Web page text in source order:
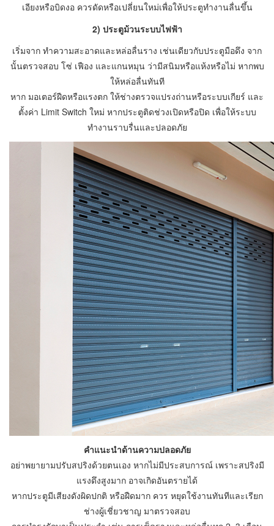
เอียงหรือบิดงอ ควรดัดหรือเปลี่ยนใหม่เพื่อให้ประตูทำงานลื่นขึ้น
2) ประตูม้วนระบบไฟฟ้า
เริ่มจาก ทำความสะอาดและหล่อลื่นราง เช่นเดียวกับประตูมือดึง จาก
นั้นตรวจสอบ โซ่ เฟือง และแกนหมุน ว่ามีสนิมหรือแห้งหรือไม่ หากพบ
ให้หล่อลื่นทันที
หาก มอเตอร์ฝืดหรือแรงตก ให้ช่างตรวจแปรงถ่านหรือระบบเกียร์ และ
ตั้งค่า Limit Switch ใหม่ หากประตูติดช่วงเปิดหรือปิด เพื่อให้ระบบ
ทำงานราบรื่นและปลอดภัย
คำแนะนำด้านความปลอดภัย
อย่าพยายามปรับสปริงด้วยตนเอง หากไม่มีประสบการณ์ เพราะสปริงมี
แรงดึงสูงมาก อาจเกิดอันตรายได้
หากประตูมีเสียงดังผิดปกติ หรือฝืดมาก ควร หยุดใช้งานทันทีและเรียก
ช่างผู้เชี่ยวชาญ มาตรวจสอบ